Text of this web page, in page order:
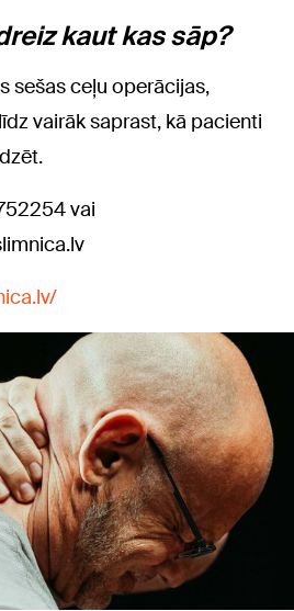
kaut kas sāp?
sešas ceļu operācijas,
vairāk saprast, kā pacienti
vai